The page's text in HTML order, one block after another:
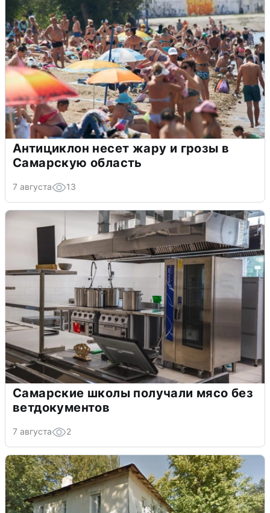
Антициклон несет жару и грозы в
Самарскую область
7 августа 13
Самарские школы получали мясо без
ветдокументов
7 августа 2